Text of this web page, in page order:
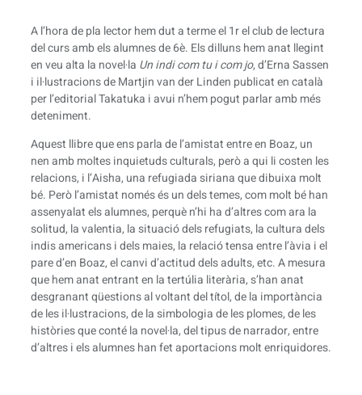
A l’hora de pla lector hem dut a terme el 1r el club de lectura
del curs amb els alumnes de 6è. Els dilluns hem anat llegint
en veu alta la novel·la Un indi com tu i com jo, d’Erna Sassen
i il·lustracions de Martjin van der Linden publicat en català
per l’editorial Takatuka i avui n’hem pogut parlar amb més
deteniment.
Aquest llibre que ens parla de l’amistat entre en Boaz, un
nen amb moltes inquietuds culturals, però a qui li costen les
relacions, i l’Aisha, una refugiada siriana que dibuixa molt
bé. Però l’amistat només és un dels temes, com molt bé han
assenyalat els alumnes, perquè n’hi ha d’altres com ara la
solitud, la valentia, la situació dels refugiats, la cultura dels
indis americans i dels maies, la relació tensa entre l’àvia i el
pare d’en Boaz, el canvi d’actitud dels adults, etc. A mesura
que hem anat entrant en la tertúlia literària, s’han anat
desgranant qüestions al voltant del títol, de la importància
de les il·lustracions, de la simbologia de les plomes, de les
històries que conté la novel·la, del tipus de narrador, entre
d’altres i els alumnes han fet aportacions molt enriquidores.